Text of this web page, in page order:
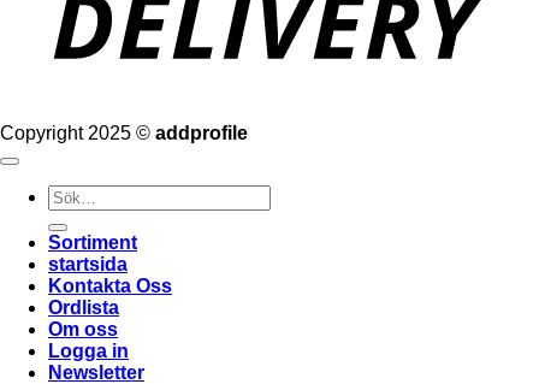
Copyright 2025 © addprofile
Sök
efter:
Sortiment
startsida
Kontakta Oss
Ordlista
Om oss
Logga in
Newsletter